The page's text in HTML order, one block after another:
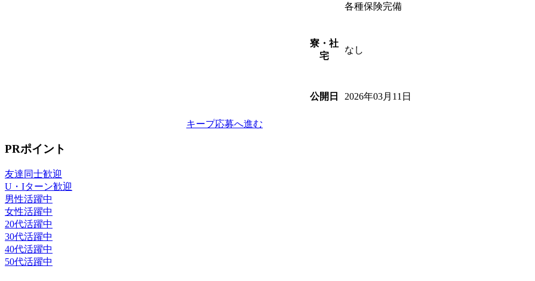
各種保険完備
寮・社
宅
なし
公開日 2026年03月11日
キープ応募へ進む
PRポイント
友達同士歓迎
U・Iターン歓迎
男性活躍中
女性活躍中
20代活躍中
30代活躍中
40代活躍中
50代活躍中